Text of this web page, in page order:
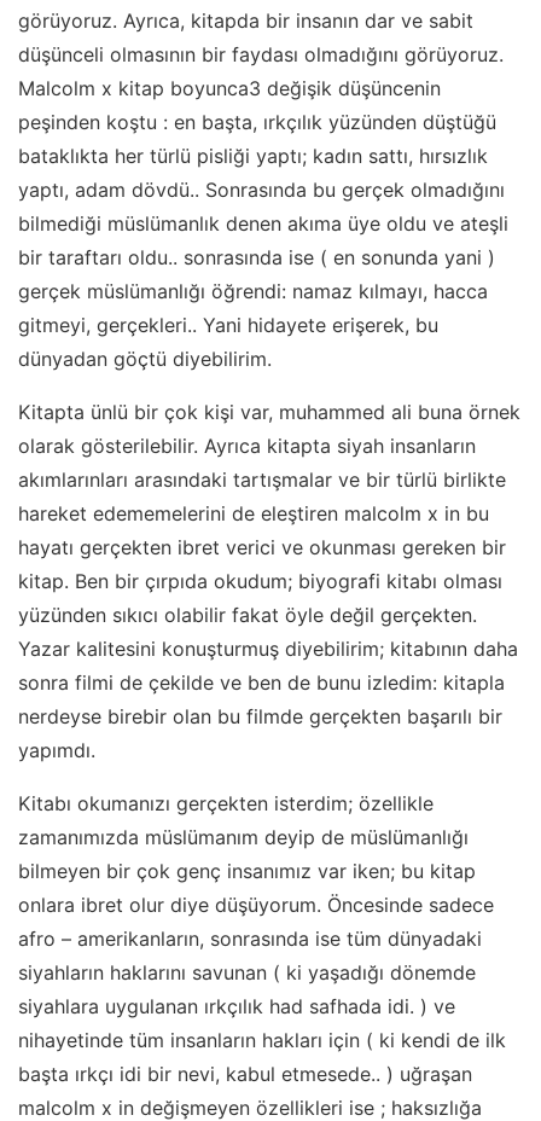
görüyoruz. Ayrıca, kitapda bir insanın dar ve sabit
düşünceli olmasının bir faydası olmadığını görüyoruz.
Malcolm x kitap boyunca3 değişik düşüncenin
peşinden koştu : en başta, ırkçılık yüzünden düştüğü
bataklıkta her türlü pisliği yaptı; kadın sattı, hırsızlık
yaptı, adam dövdü.. Sonrasında bu gerçek olmadığını
bilmediği müslümanlık denen akıma üye oldu ve ateşli
bir taraftarı oldu.. sonrasında ise ( en sonunda yani )
gerçek müslümanlığı öğrendi: namaz kılmayı, hacca
gitmeyi, gerçekleri.. Yani hidayete erişerek, bu
dünyadan göçtü diyebilirim.
Kitapta ünlü bir çok kişi var, muhammed ali buna örnek
olarak gösterilebilir. Ayrıca kitapta siyah insanların
akımlarınları arasındaki tartışmalar ve bir türlü birlikte
hareket edememelerini de eleştiren malcolm x in bu
hayatı gerçekten ibret verici ve okunması gereken bir
kitap. Ben bir çırpıda okudum; biyografi kitabı olması
yüzünden sıkıcı olabilir fakat öyle değil gerçekten.
Yazar kalitesini konuşturmuş diyebilirim; kitabının daha
sonra filmi de çekilde ve ben de bunu izledim: kitapla
nerdeyse birebir olan bu filmde gerçekten başarılı bir
yapımdı.
Kitabı okumanızı gerçekten isterdim; özellikle
zamanımızda müslümanım deyip de müslümanlığı
bilmeyen bir çok genç insanımız var iken; bu kitap
onlara ibret olur diye düşüyorum. Öncesinde sadece
afro – amerikanların, sonrasında ise tüm dünyadaki
siyahların haklarını savunan ( ki yaşadığı dönemde
siyahlara uygulanan ırkçılık had safhada idi. ) ve
nihayetinde tüm insanların hakları için ( ki kendi de ilk
başta ırkçı idi bir nevi, kabul etmesede.. ) uğraşan
malcolm x in değişmeyen özellikleri ise ; haksızlığa